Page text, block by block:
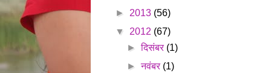
► 2013 (56)
▼ 2012 (67)
►दिसंबर (1)
►नवंबर (1)